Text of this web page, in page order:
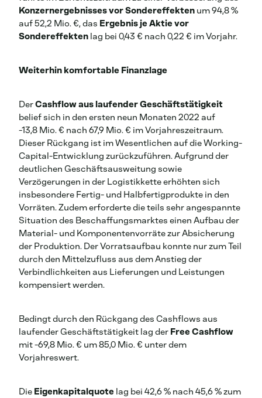
Konzernergebnisses vor Sondereffekten um 94,8 %
auf 52,2 Mio. €, das Ergebnis je Aktie vor
Sondereffekten lag bei 0,43 € nach 0,22 € im Vorjahr.
Weiterhin komfortable Finanzlage
DerCashflow aus laufender Geschäftstätigkeit
belief sich in den ersten neun Monaten 2022 auf
-13,8 Mio. € nach 67,9 Mio. € im Vorjahreszeitraum.
Dieser Rückgang ist im Wesentlichen auf die Working-
Capital-Entwicklung zurückzuführen. Aufgrund der
deutlichen Geschäftsausweitung sowie
Verzögerungen in der Logistikkette erhöhten sich
insbesondere Fertig- und Halbfertigprodukte in den
Vorräten. Zudem erforderte die teils sehr angespannte
Situation des Beschaffungsmarktes einen Aufbau der
Material- und Komponentenvorräte zur Absicherung
der Produktion. Der Vorratsaufbau konnte nur zum Teil
durch den Mittelzufluss aus dem Anstieg der
Verbindlichkeiten aus Lieferungen und Leistungen
kompensiert werden.
Bedingt durch den Rückgang des Cashflows aus
laufender Geschäftstätigkeit lag der Free Cashflow
mit -69,8 Mio. € um 85,0 Mio. € unter dem
Vorjahreswert.
Die Eigenkapitalquote lag bei 42,6 % nach 45,6 % zum